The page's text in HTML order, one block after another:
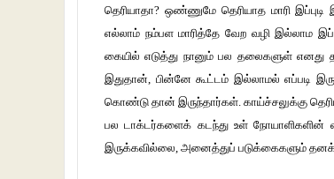
தெரியாதா? ஒண்ணுமே தெரியாத மாரி
எல்லாம் நம்பள மாரித்தே வேற வழி இல்லாம
கையில் எடுத்து நானும் பல தலைகளுள் எனது
இதுதான், பின்னே கூட்டம் இல்லாமல் எப்படி
கொண்டு தான் இருந்தார்கள். காய்ச்சலுக்கு
பல டாக்டர்களைக் கடந்து உள் நோயாளிகளின்
இருக்கவில்லை, அனைத்துப் படுக்கைகளும்